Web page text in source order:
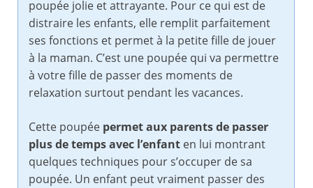
poupée jolie et attrayante. Pour ce qui est de
distraire les enfants, elle remplit parfaitement
ses fonctions et permet à la petite fille de jouer
à la maman. C’est une poupée qui va permettre
à votre fille de passer des moments de
relaxation surtout pendant les vacances.
Cette poupée permet aux parents de passer
plus de temps avec l’enfant en lui montrant
quelques techniques pour s’occuper de sa
poupée. Un enfant peut vraiment passer des